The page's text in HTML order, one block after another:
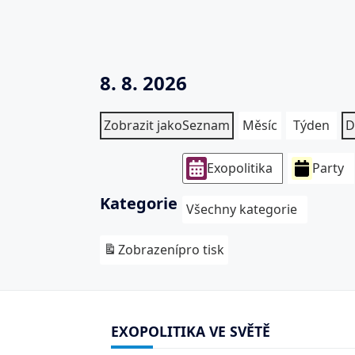
8. 8. 2026
Zobrazit jakoSeznam Měsíc Týden
Kategorie
Exopolitika Party
Všechny kategorie
Zobrazenípro tisk
EXOPOLITIKA VE SVĚTĚ